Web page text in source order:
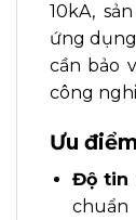
10kA,
ứng
cần bảo
công
Ưu
Độ tin